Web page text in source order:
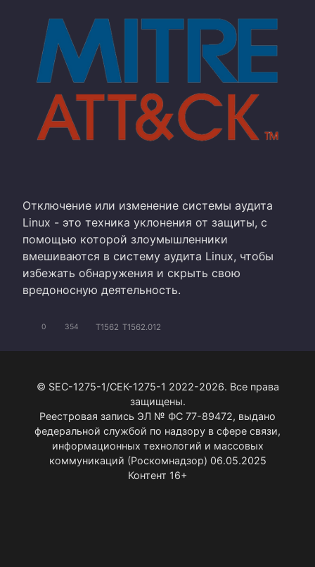
Отключение или изменение системы аудита
Linux - это техника уклонения от защиты, с
помощью которой злоумышленники
вмешиваются в систему аудита Linux, чтобы
избежать обнаружения и скрыть свою
вредоносную деятельность.
0 354 T1562 T1562.012
© SEC-1275-1/СЕК-1275-1 2022-2026. Все права
защищены.
Реестровая запись ЭЛ № ФС 77-89472, выдано
федеральной службой по надзору в сфере связи,
информационных технологий и массовых
коммуникаций (Роскомнадзор) 06.05.2025
Контент 16+